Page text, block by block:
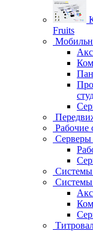
Fruits
Рабочие
Серверы
Системы